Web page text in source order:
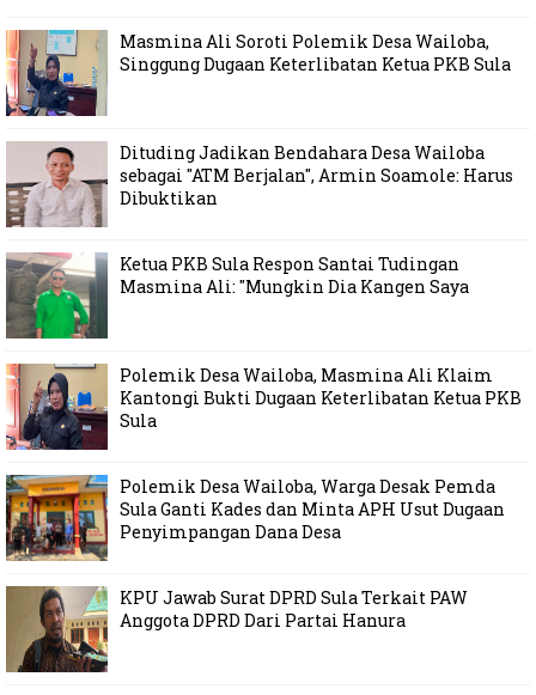
Masmina Ali Soroti Polemik Desa Wailoba,
Singgung Dugaan Keterlibatan Ketua PKB Sula
Dituding Jadikan Bendahara Desa Wailoba
sebagai "ATM Berjalan", Armin Soamole: Harus
Dibuktikan
Ketua PKB Sula Respon Santai Tudingan
Masmina Ali: "Mungkin Dia Kangen Saya
Polemik Desa Wailoba, Masmina Ali Klaim
Kantongi Bukti Dugaan Keterlibatan Ketua PKB
Sula
Polemik Desa Wailoba, Warga Desak Pemda
Sula Ganti Kades dan Minta APH Usut Dugaan
Penyimpangan Dana Desa
KPU Jawab Surat DPRD Sula Terkait PAW
Anggota DPRD Dari Partai Hanura